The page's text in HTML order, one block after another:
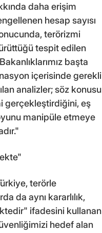
daha erişim
hesap sayısı
terörizmi
tespit edilen
başta
içerisinde gerekli
analizler; söz konusu
gerçekleştirdiğini, eş
manipüle etmeye
terörle
da aynı kararlılık,
ifadesini kullanan
hedef alan